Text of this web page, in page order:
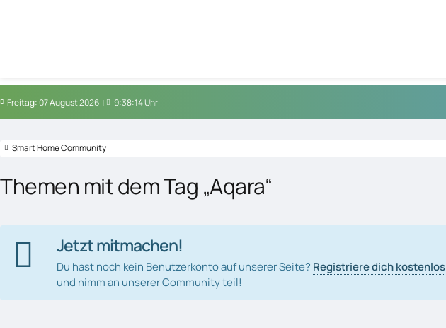
Freitag: 07 August 2026 9:38:15 Uhr
Smart Home Community
Themen mit dem Tag „Aqara“
Jetzt mitmachen!
Du hast noch kein Benutzerkonto auf unserer Seite? Registriere dich kostenlos
und nimm an unserer Community teil!